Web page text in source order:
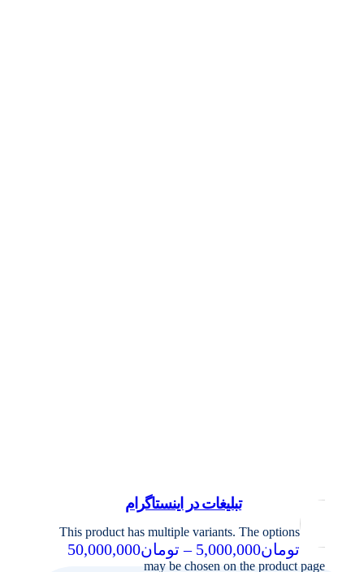
تبلیغات در اینستاگرام
تومان5,000,000
– تومان50,000,000
This product has multiple variants. The options
may be chosen on the product page